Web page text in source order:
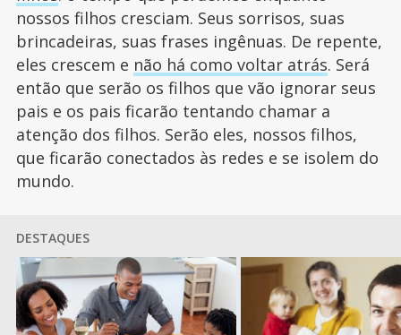
nossos filhos cresciam. Seus sorrisos, suas
brincadeiras, suas frases ingênuas. De repente,
eles crescem e não há como voltar atrás. Será
então que serão os filhos que vão ignorar seus
pais e os pais ficarão tentando chamar a
atenção dos filhos. Serão eles, nossos filhos,
que ficarão conectados às redes e se isolem do
mundo.
DESTAQUES